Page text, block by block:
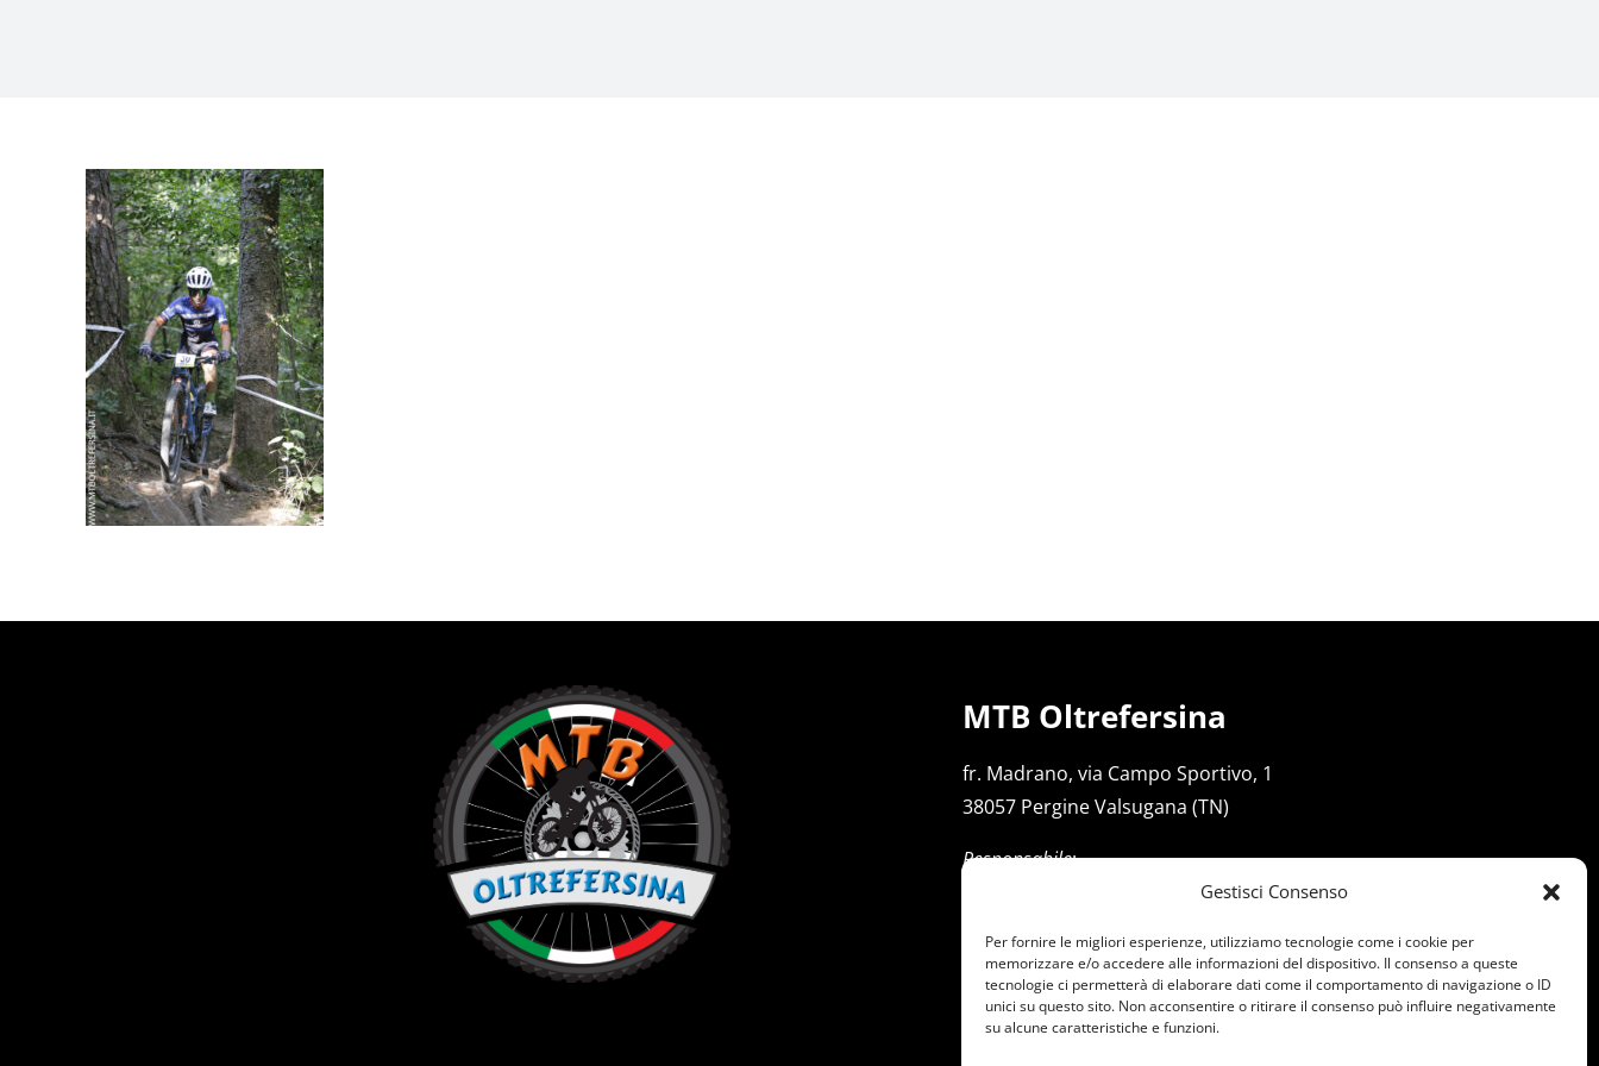
Gestisci Consenso
Per fornire le migliori esperienze, utilizziamo tecnologie come i cookie per
memorizzare e/o accedere alle informazioni del dispositivo. Il consenso a queste
tecnologie ci permetterà di elaborare dati come il comportamento di navigazione o ID
unici su questo sito. Non acconsentire o ritirare il consenso può influire negativamente
su alcune caratteristiche e funzioni.
MTB Oltrefersina
fr. Madrano, via Campo Sportivo, 1
38057 Pergine Valsugana (TN)
Responsabile:
mtb@oltrefersina.it